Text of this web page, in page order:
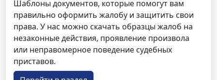
Шаблоны документов, которые помогут вам
правильно оформить жалобу и защитить свои
права. У нас можно скачать образцы жалоб на
незаконные действия, проявление произвола
или неправомерное поведение судебных
приставов.